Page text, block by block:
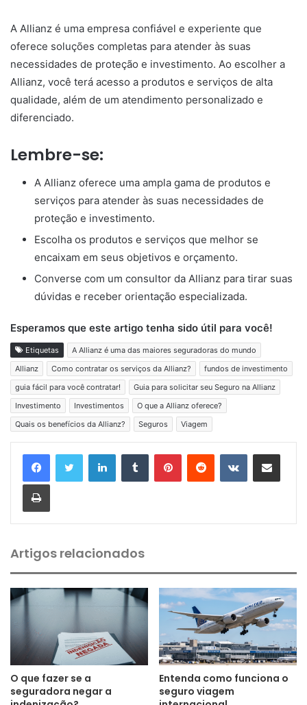
A Allianz é uma empresa confiável e experiente que
oferece soluções completas para atender às suas
necessidades de proteção e investimento. Ao escolher a
Allianz, você terá acesso a produtos e serviços de alta
qualidade, além de um atendimento personalizado e
diferenciado.
Lembre-se:
A Allianz oferece uma ampla gama de produtos e
serviços para atender às suas necessidades de
proteção e investimento.
Escolha os produtos e serviços que melhor se
encaixam em seus objetivos e orçamento.
Converse com um consultor da Allianz para tirar suas
dúvidas e receber orientação especializada.
Esperamos que este artigo tenha sido útil para você!
Etiquetas
A Allianz é uma das maiores seguradoras do mundo
Allianz
Como contratar os serviços da Allianz?
fundos de investimento
guia fácil para você contratar!
Guia para solicitar seu Seguro na Allianz
Investimento
Investimentos
O que a Allianz oferece?
Quais os benefícios da Allianz?
Seguros Viagem
Artigos relacionados
O que fazer se a
seguradora negar a
Entenda como funciona o
seguro viagem